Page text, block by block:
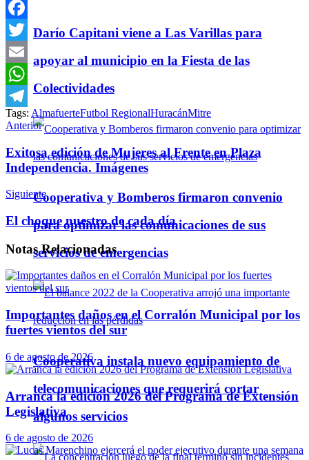
Darío Capitani viene a Las Varillas para
apoyar al municipio en la Fiesta de las
Colectividades
Cooperativa y Bomberos firmaron convenio
para optimizar las comunicaciones de sus
servicios de emergencias
Cooperativa instala nuevo equipamiento de
telecomunicaciones que requerirá cortar
algunos servicios
Facebook
Twitter
Email
WhatsApp
Telegram
Tags: AlmafuerteFutbol RegionalHuracánMitre
Anterior
Exitosa edición de Mujeres al Frente en Plaza
Independencia. Imágenes
Siguiente
El choque nuestro de cada día
NotasRelacionadas
Importantes daños en el Corralón Municipal por los
fuertes vientos del sur
6 de agosto de 2026
Arranca la edición 2026 del Programa de Extensión
Legislativa
6 de agosto de 2026